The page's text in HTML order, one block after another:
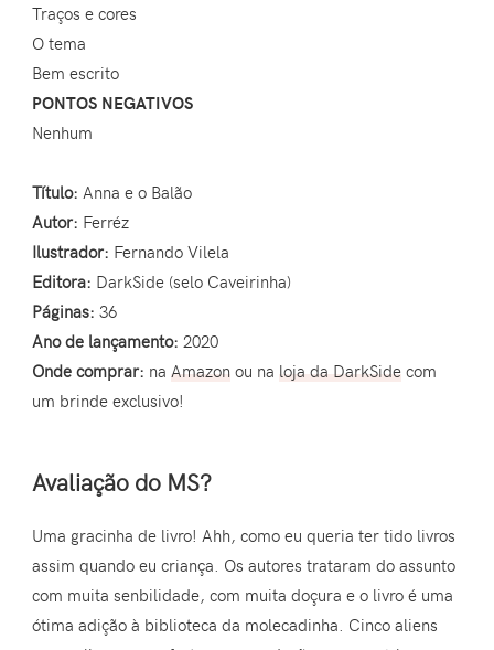
Traços e cores
O tema
Bem escrito
PONTOS NEGATIVOS
Nenhum
Título: Anna e o Balão
Autor: Ferréz
Ilustrador: Fernando Vilela
Editora: DarkSide (selo Caveirinha)
Páginas: 36
Ano de lançamento: 2020
Onde comprar: naAmazon ou na loja da DarkSide com
um brinde exclusivo!
Avaliação do MS?
Uma gracinha de livro! Ahh, como eu queria ter tido livros
assim quando eu criança. Os autores trataram do assunto
com muita senbilidade, com muita doçura e o livro é uma
ótima adição à biblioteca da molecadinha. Cinco aliens